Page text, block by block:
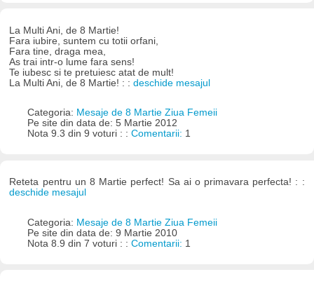
La Multi Ani, de 8 Martie!
Fara iubire, suntem cu totii orfani,
Fara tine, draga mea,
As trai intr-o lume fara sens!
Te iubesc si te pretuiesc atat de mult!
La Multi Ani, de 8 Martie! : :deschide mesajul
Categoria: Mesaje de 8 Martie Ziua Femeii
Pe site din data de: 5 Martie 2012
Nota 9.3 din 9 voturi : : Comentarii: 1
Reteta pentru un 8 Martie perfect! Sa ai o primavara perfecta! : :
deschide mesajul
Categoria: Mesaje de 8 Martie Ziua Femeii
Pe site din data de: 9 Martie 2010
Nota 8.9 din 7 voturi : : Comentarii: 1